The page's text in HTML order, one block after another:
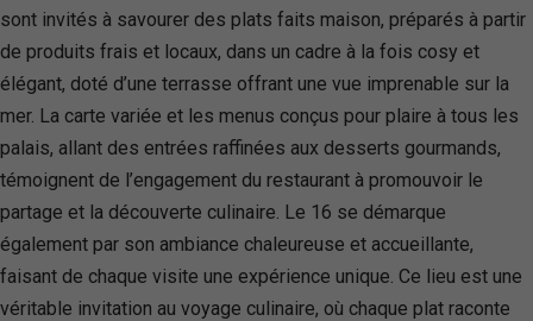
sont invités à savourer des plats faits maison, préparés à partir
de produits frais et locaux, dans un cadre à la fois cosy et
élégant, doté d’une terrasse offrant une vue imprenable sur la
mer. La carte variée et les menus conçus pour plaire à tous les
palais, allant des entrées raffinées aux desserts gourmands,
témoignent de l’engagement du restaurant à promouvoir le
partage et la découverte culinaire. Le 16 se démarque
également par son ambiance chaleureuse et accueillante,
faisant de chaque visite une expérience unique. Ce lieu est une
véritable invitation au voyage culinaire, où chaque plat raconte